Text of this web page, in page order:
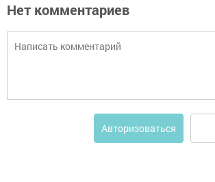
Нет комментариев
Авторизоваться